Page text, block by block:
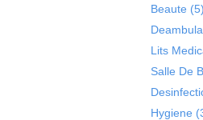
Beaute (5)
Lits
Salle De
Hygiene